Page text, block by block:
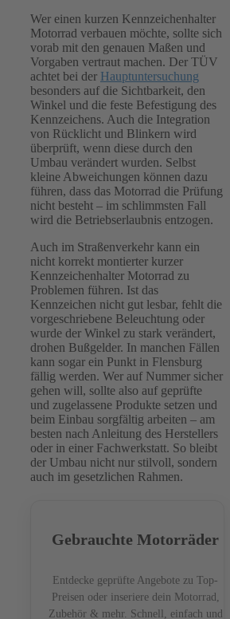
Wer einen kurzen Kennzeichenhalter
Motorrad verbauen möchte, sollte sich
vorab mit den genauen Maßen und
Vorgaben vertraut machen. Der TÜV
achtet bei der Hauptuntersuchung
besonders auf die Sichtbarkeit, den
Winkel und die feste Befestigung des
Kennzeichens. Auch die Integration
von Rücklicht und Blinkern wird
überprüft, wenn diese durch den
Umbau verändert wurden. Selbst
kleine Abweichungen können dazu
führen, dass das Motorrad die Prüfung
nicht besteht – im schlimmsten Fall
wird die Betriebserlaubnis entzogen.
Auch im Straßenverkehr kann ein
nicht korrekt montierter kurzer
Kennzeichenhalter Motorrad zu
Problemen führen. Ist das
Kennzeichen nicht gut lesbar, fehlt die
vorgeschriebene Beleuchtung oder
wurde der Winkel zu stark verändert,
drohen Bußgelder. In manchen Fällen
kann sogar ein Punkt in Flensburg
fällig werden. Wer auf Nummer sicher
gehen will, sollte also auf geprüfte
und zugelassene Produkte setzen und
beim Einbau sorgfältig arbeiten – am
besten nach Anleitung des Herstellers
oder in einer Fachwerkstatt. So bleibt
der Umbau nicht nur stilvoll, sondern
auch im gesetzlichen Rahmen.
Gebrauchte Motorräder
Entdecke geprüfte Angebote zu Top-
Preisen oder inseriere dein Motorrad,
Zubehör & mehr. Schnell, einfach und